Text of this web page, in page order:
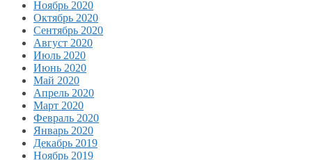
Ноябрь 2020
Октябрь 2020
Сентябрь 2020
Август 2020
Июль 2020
Июнь 2020
Май 2020
Апрель 2020
Март 2020
Февраль 2020
Январь 2020
Декабрь 2019
Ноябрь 2019